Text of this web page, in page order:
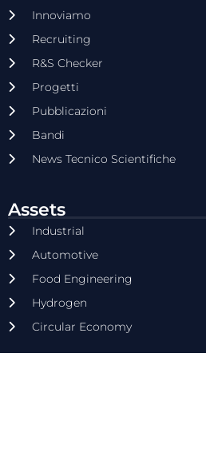
Innoviamo
Recruiting
R&S Checker
Progetti
Pubblicazioni
Bandi
News Tecnico Scientifiche
Assets
Industrial
Automotive
Food Engineering
Hydrogen
Circular Economy